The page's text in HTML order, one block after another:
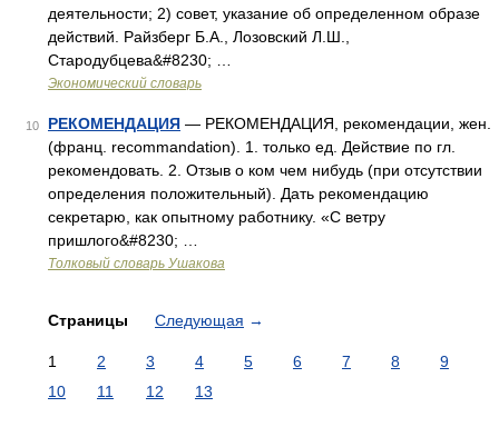
деятельности; 2) совет, указание об определенном образе
действий. Райзберг Б.А., Лозовский Л.Ш.,
Стародубцева&#8230; …
Экономический словарь
10 РЕКОМЕНДАЦИЯ — РЕКОМЕНДАЦИЯ, рекомендации, жен.
(франц. recommandation). 1. только ед. Действие по гл.
рекомендовать. 2. Отзыв о ком чем нибудь (при отсутствии
определения положительный). Дать рекомендацию
секретарю, как опытному работнику. «С ветру
пришлого&#8230; …
Толковый словарь Ушакова
Страницы Следующая →
1 2 3 4 5 6 7 8
9
10
11 12 13